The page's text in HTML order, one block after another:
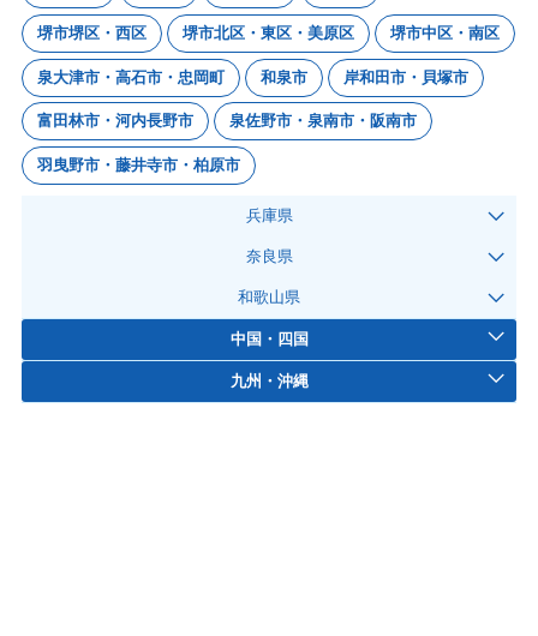
堺市堺区・西区 堺市北区・東区・美原区 堺市中区・南区
泉大津市・高石市・忠岡町 和泉市 岸和田市・貝塚市
富田林市・河内長野市 泉佐野市・泉南市・阪南市
羽曳野市・藤井寺市・柏原市
兵庫県
奈良県
和歌山県
中国・四国
九州・沖縄